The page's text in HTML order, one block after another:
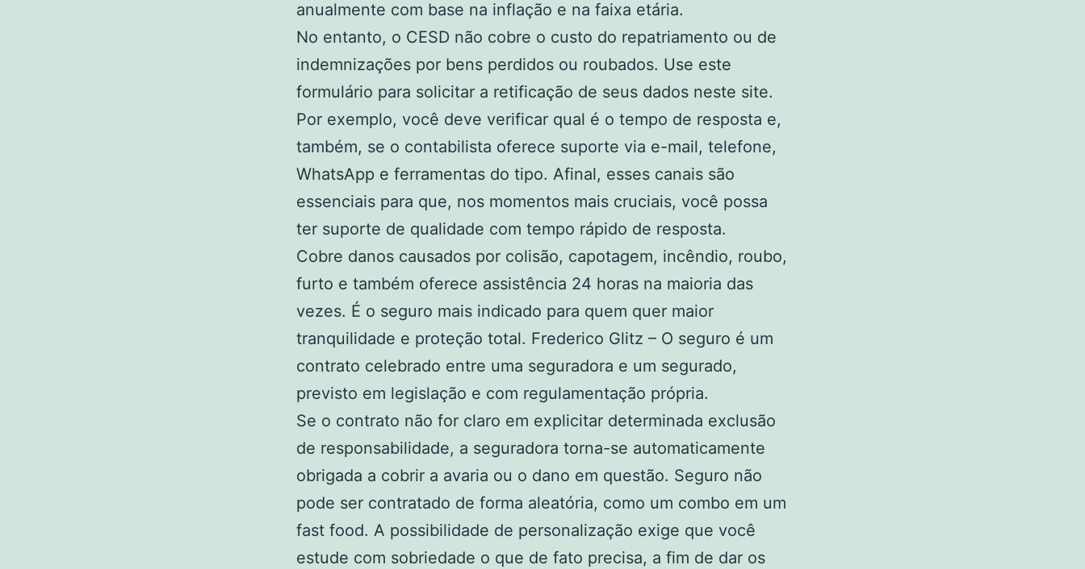
anualmente com base na inflação e na faixa etária.
No entanto, o CESD não cobre o custo do repatriamento ou de
indemnizações por bens perdidos ou roubados. Use este
formulário para solicitar a retificação de seus dados neste site.
Por exemplo, você deve verificar qual é o tempo de resposta e,
também, se o contabilista oferece suporte via e-mail, telefone,
WhatsApp e ferramentas do tipo. Afinal, esses canais são
essenciais para que, nos momentos mais cruciais, você possa
ter suporte de qualidade com tempo rápido de resposta.
Cobre danos causados por colisão, capotagem, incêndio, roubo,
furto e também oferece assistência 24 horas na maioria das
vezes. É o seguro mais indicado para quem quer maior
tranquilidade e proteção total. Frederico Glitz – O seguro é um
contrato celebrado entre uma seguradora e um segurado,
previsto em legislação e com regulamentação própria.
Se o contrato não for claro em explicitar determinada exclusão
de responsabilidade, a seguradora torna-se automaticamente
obrigada a cobrir a avaria ou o dano em questão. Seguro não
pode ser contratado de forma aleatória, como um combo em um
fast food. A possibilidade de personalização exige que você
estude com sobriedade o que de fato precisa, a fim de dar os